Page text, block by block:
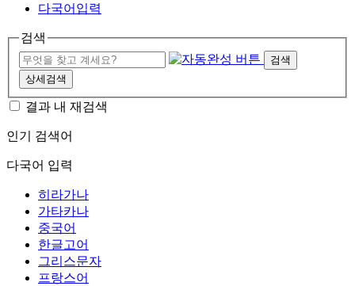
다국어입력
검색
검색
상세검색
결과 내 재검색
인기 검색어
다국어 입력
히라가나
가타카나
중국어
한글고어
그리스문자
프랑스어